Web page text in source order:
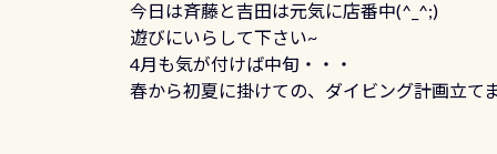
今日は斉藤と吉田は元気に店番中(^_^;)
遊びにいらして下さい~
4月も気が付けば中旬・・・
春から初夏に掛けての、ダイビング計画立て